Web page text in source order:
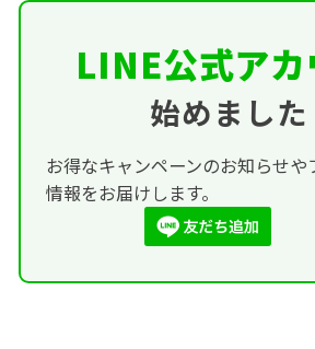
LINE公式アカ
始めました
お得なキャンペーンのお知らせ
情報をお届けします。